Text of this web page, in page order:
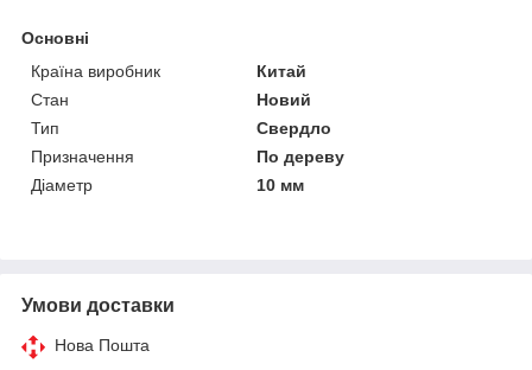
Основні
Країна виробник
Китай
Стан
Новий
Тип
Свердло
Призначення
По дереву
Діаметр
10 мм
Умови доставки
Нова Пошта